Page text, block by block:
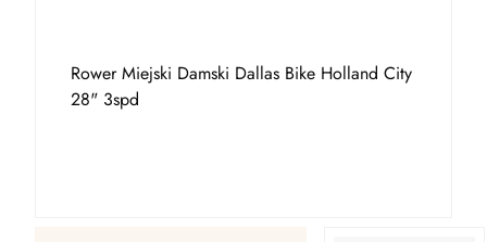
Rower Miejski Damski Dallas Bike Holland City
28" 3spd